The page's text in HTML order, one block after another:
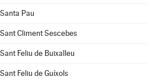
Santa Pau
Sant Climent Sescebes
Sant Feliu de Buixalleu
Sant Feliu de Guíxols